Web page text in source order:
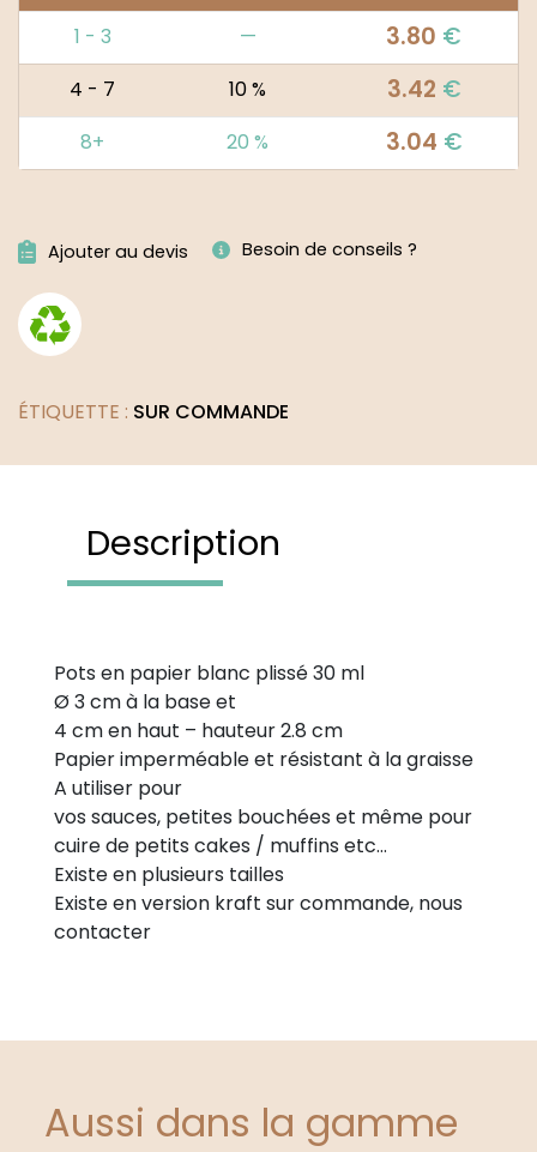
1 - 3
— 3.80 €
4 - 7 10 % 3.42 €
8+ 20 % 3.04 €
Ajouter au devis Besoin de conseils ?
ÉTIQUETTE : SUR COMMANDE
Description
Pots en papier blanc plissé 30 ml
Ø 3 cm à la base et
4 cm en haut – hauteur 2.8 cm
Papier imperméable et résistant à la graisse
A utiliser pour
vos sauces, petites bouchées et même pour
cuire de petits cakes / muffins etc…
Existe en plusieurs tailles
Existe en version kraft sur commande, nous
contacter
Aussi dans la gamme